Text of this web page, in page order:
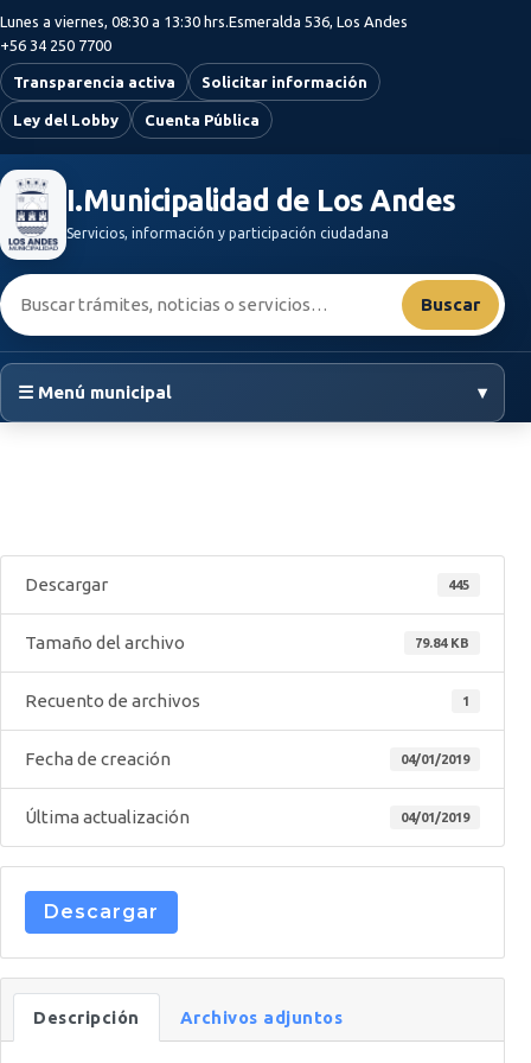
Saltar al contenido principal
Lunes a viernes, 08:30 a 13:30 hrs.Esmeralda 536, Los Andes
+56 34 250 7700
Transparencia activa Solicitar información
Ley del Lobby Cuenta Pública
I.Municipalidad de Los Andes
Servicios, información y participación ciudadana
Buscar:
Buscar
☰ Menú municipal ▾
Descargar 445
Tamaño del archivo 79.84 KB
Recuento de archivos 1
Fecha de creación 04/01/2019
Última actualización 04/01/2019
Descargar
Descripción Archivos adjuntos